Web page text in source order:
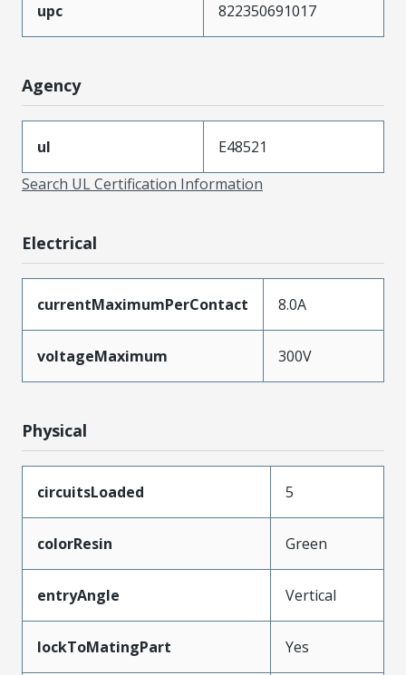
upc 822350691017
Agency
ul
E48521
Search UL Certification Information
Electrical
currentMaximumPerContact 8.0A
voltageMaximum 300V
Physical
circuitsLoaded 5
colorResin Green
entryAngle Vertical
lockToMatingPart Yes